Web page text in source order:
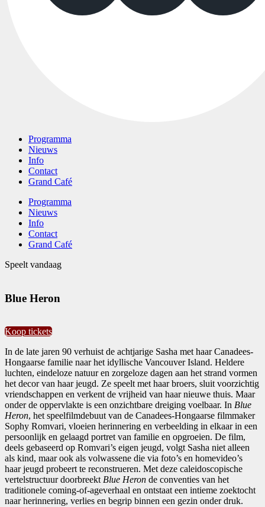
Programma
Nieuws
Info
Contact
Grand Café
Programma
Nieuws
Info
Contact
Grand Café
Speelt vandaag
Blue Heron
Koop tickets
In de late jaren 90 verhuist de achtjarige Sasha met haar Canadees-
Hongaarse familie naar het idyllische Vancouver Island. Heldere
luchten, eindeloze natuur en zorgeloze dagen aan het strand vormen
het decor van haar jeugd. Ze speelt met haar broers, sluit voorzichtig
vriendschappen en verkent de vrijheid van haar nieuwe thuis. Maar
onder de oppervlakte is een onzichtbare dreiging voelbaar. In Blue
Heron, het speelfilmdebuut van de Canadees-Hongaarse filmmaker
Sophy Romvari, vloeien herinnering en verbeelding in elkaar in een
persoonlijk en gelaagd portret van familie en opgroeien. De film,
deels gebaseerd op Romvari’s eigen jeugd, volgt Sasha niet alleen
als kind, maar ook als volwassene die via foto’s en homevideo’s
haar jeugd probeert te reconstrueren. Met deze caleidoscopische
vertelstructuur doorbreektBlue Heron de conventies van het
traditionele coming-of-ageverhaal en ontstaat een intieme zoektocht
naar herinnering, verlies en begrip binnen een gezin onder druk.